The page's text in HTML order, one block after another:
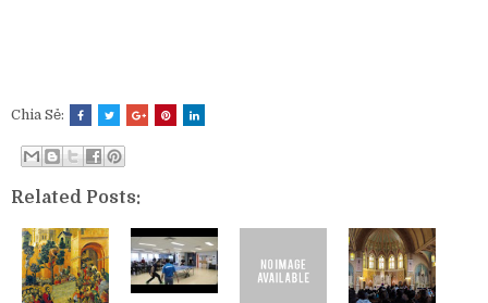
Chia Sẻ:
Related Posts: